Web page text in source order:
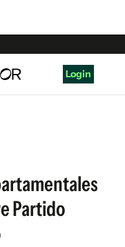
Login
Partido